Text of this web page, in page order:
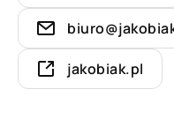
jakobiak.pl